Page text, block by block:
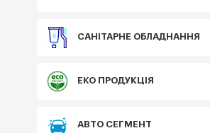
САНІТАРНЕ ОБЛАДНАННЯ
ЕКО ПРОДУКЦІЯ
АВТО СЕГМЕНТ